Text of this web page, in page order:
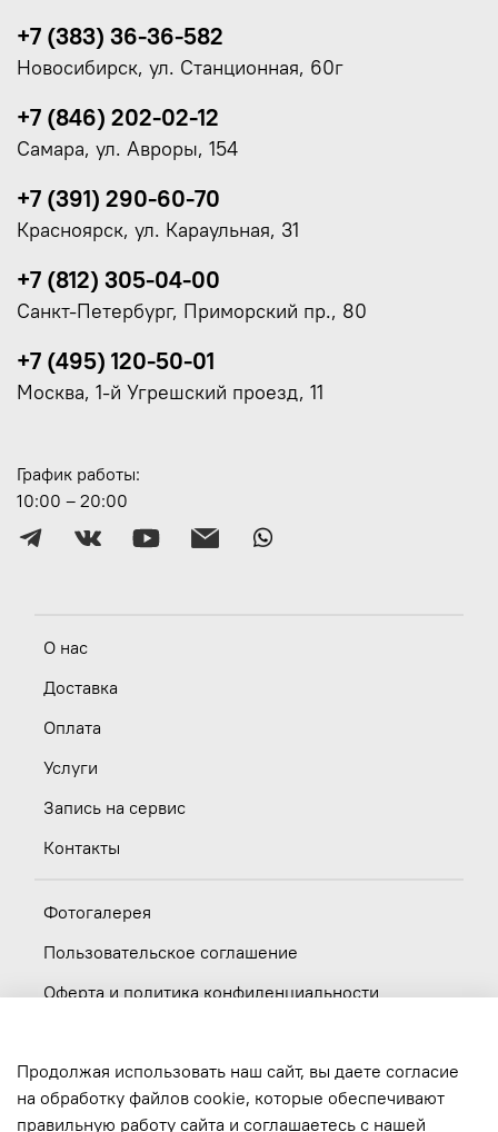
О нас
Доставка
Оплата
Услуги
Запись на сервис
Контакты
Фотогалерея
Пользовательское соглашение
Оферта и политика конфиденциальности
Вакансии
График работы:
10:00 – 20:00
+7 (383) 36-36-582
Новосибирск, ул. Станционная, 60г
+7 (846) 202-02-12
Самара, ул. Авроры, 154
+7 (391) 290-60-70
Красноярск, ул. Караульная, 31
+7 (812) 305-04-00
Санкт-Петербург, Приморский пр., 80
+7 (495) 120-50-01
Москва, 1-й Угрешский проезд, 11
Продолжая использовать наш сайт, вы даете согласие
на обработку файлов cookie, которые обеспечивают
правильную работу сайта и соглашаетесь с нашей